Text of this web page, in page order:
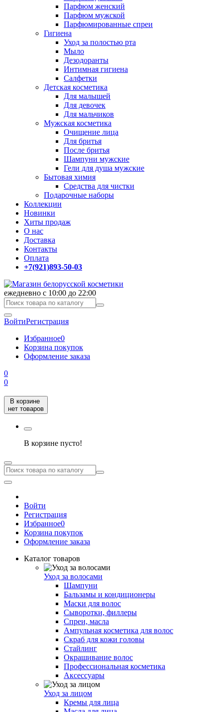
Парфюм женский
Парфюм мужской
Парфюмированные спреи
Гигиена
Уход за полостью рта
Мыло
Дезодоранты
Интимная гигиена
Салфетки
Детская косметика
Для малышей
Для девочек
Для мальчиков
Мужская косметика
Очищение лица
Для бритья
После бритья
Шампуни мужские
Гели для душа мужские
Бытовая химия
Средства для чистки
Подарочные наборы
Коллекции
Новинки
Хиты продаж
О нас
Доставка
Контакты
Оплата
+7(921)893-50-03
ежедневно с 10:00 до 22:00
ВойтиРегистрация
Избранное0
Корзина покупок
Оформление заказа
0
0
В корзине
нет товаров
В корзине пусто!
Войти
Регистрация
Избранное0
Корзина покупок
Оформление заказа
Каталог товаров
Уход за волосами
Шампуни
Бальзамы и кондиционеры
Маски для волос
Сыворотки, филлеры
Спреи, масла
Ампульная косметика для волос
Скраб для кожи головы
Стайлинг
Окрашивание волос
Профессиональная косметика
Аксессуары
Уход за лицом
Кремы для лица